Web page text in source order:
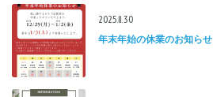
2025.11.30
年末年始の休業のお知らせ